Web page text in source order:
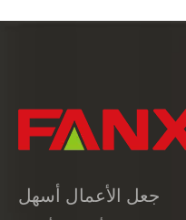
جعل الأعمال أسهل